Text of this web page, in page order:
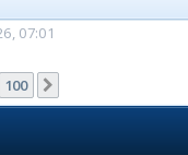
07:01
100